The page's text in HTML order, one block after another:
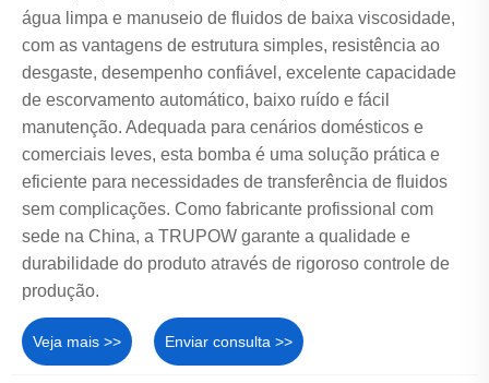
água limpa e manuseio de fluidos de baixa viscosidade,
com as vantagens de estrutura simples, resistência ao
desgaste, desempenho confiável, excelente capacidade
de escorvamento automático, baixo ruído e fácil
manutenção. Adequada para cenários domésticos e
comerciais leves, esta bomba é uma solução prática e
eficiente para necessidades de transferência de fluidos
sem complicações. Como fabricante profissional com
sede na China, a TRUPOW garante a qualidade e
durabilidade do produto através de rigoroso controle de
produção.
Veja mais >> Enviar consulta >>